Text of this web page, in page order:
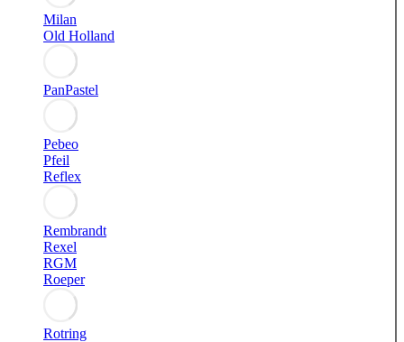
Milan
Old Holland
PanPastel
Pebeo
Pfeil
Reflex
Rembrandt
Rexel
RGM
Roeper
Rotring